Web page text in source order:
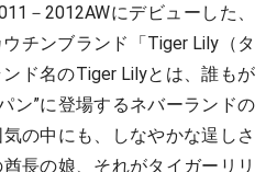
－2012AWにデビューした、
チンブランド「Tiger Lily（タ
ド名のTiger Lilyとは、誰もが
ン”に登場するネバーランドの
の中にも、しなやかな逞しさ
長の娘、それがタイガーリリ